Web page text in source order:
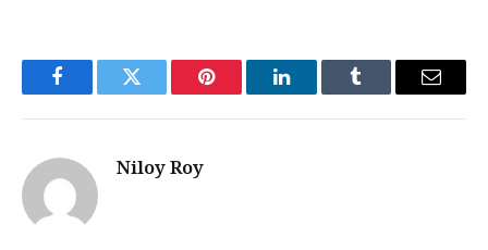
FacebookTwitter Pinterest LinkedInTumblr Email
Niloy Roy